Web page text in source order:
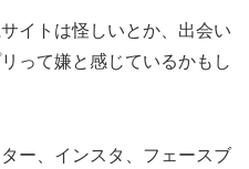
イトは怪しいとか、出会い
って嫌と感じているかもし
ー、インスタ、フェースブ